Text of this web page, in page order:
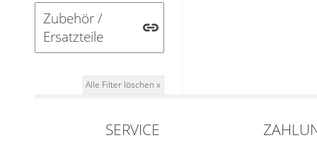
Stoffe
Panneaux
Zubehör /
Ersatzteile
Alle Filter löschen x
SERVICE